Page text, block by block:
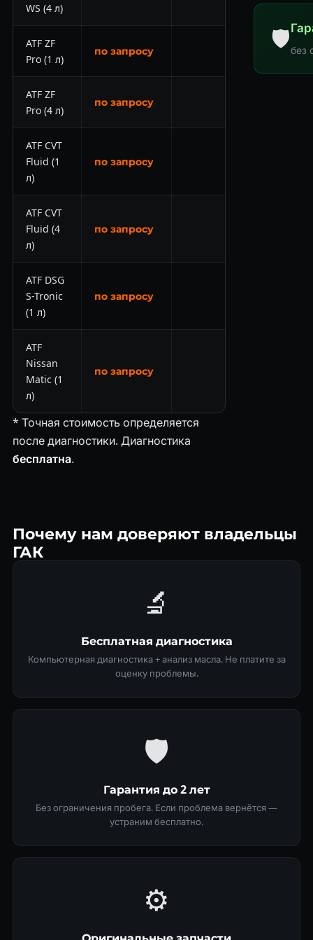
WS (4 л)
ATF ZF
Pro (1 л)
по запросу
ATF ZF
Pro (4 л)
по запросу
ATF CVT
Fluid (1
л)
по запросу
ATF CVT
Fluid (4
л)
по запросу
ATF DSG
S-Tronic
(1 л)
по запросу
ATF
Nissan
Matic (1
л)
по запросу
* Точная стоимость определяется
после диагностики. Диагностика
бесплатна.
🛡без
Почему нам доверяют владельцы
ГАК
🔬
Бесплатная диагностика
Компьютерная диагностика + анализ масла. Не платите за
оценку проблемы.
🛡
Гарантия до 2 лет
Без ограничения пробега. Если проблема вернётся —
устраним бесплатно.
⚙️